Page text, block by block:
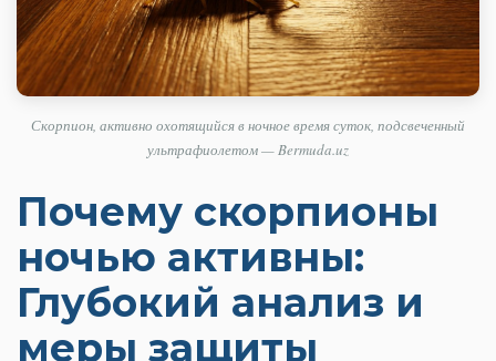
Скорпион, активно охотящийся в ночное время суток, подсвеченный
ультрафиолетом — Bermuda.uz
Почему скорпионы
ночью активны:
Глубокий анализ и
меры защиты